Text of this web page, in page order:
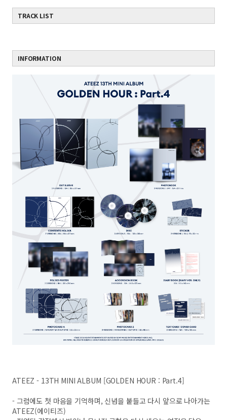
TRACK LIST
INFORMATION
ATEEZ - 13TH MINI ALBUM [GOLDEN HOUR : Part.4]
- 그럼에도 첫 마음을 기억하며, 신념을 붙들고 다시 앞으로 나아가는
ATEEZ(에이티즈)